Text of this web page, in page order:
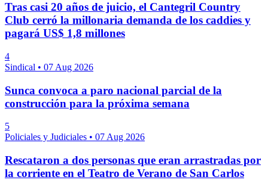
Tras casi 20 años de juicio, el Cantegril Country
Club cerró la millonaria demanda de los caddies y
pagará US$ 1,8 millones
4
Sindical • 07 Aug 2026
Sunca convoca a paro nacional parcial de la
construcción para la próxima semana
5
Policiales y Judiciales • 07 Aug 2026
Rescataron a dos personas que eran arrastradas por
la corriente en el Teatro de Verano de San Carlos